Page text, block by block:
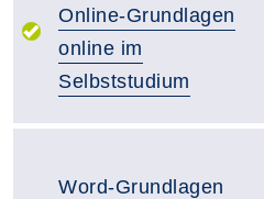
Online-Grundlagen
online im
Selbststudium
Word-Grundlagen